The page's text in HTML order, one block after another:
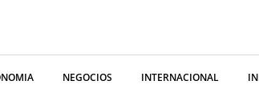
NEGOCIOS INTERNACIONAL